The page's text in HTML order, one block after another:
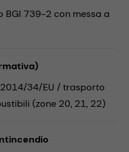
739-2 con messa a
2014/34/EU / trasporto
(zone 20, 21, 22)